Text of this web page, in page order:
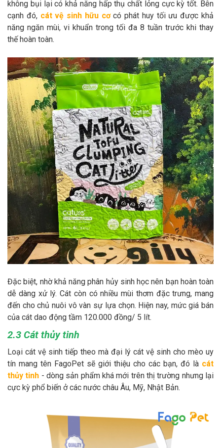
không bụi lại có khả năng hấp thụ chất lỏng cực kỳ tốt. Bên
cạnh đó, cát vệ sinh hữu cơcó phát huy tối ưu được khả
năng ngăn mùi, vi khuẩn trong tối đa 8 tuần trước khi thay
thế hoàn toàn.
Đặc biệt, nhờ khả năng phân hủy sinh học nên bạn hoàn toàn
dễ dàng xử lý. Cát còn có nhiều mùi thơm đặc trưng, mang
đến cho chủ nuôi vô vàn sự lựa chọn. Hiện nay, mức giá bán
của cát dao động tầm 120.000 đồng/ 5 lít.
2.3 Cát thủy tinh
Loại cát vệ sinh tiếp theo mà đại lý cát vệ sinh cho mèo uy
tín mang tên FagoPet sẽ giới thiệu cho các bạn, đó là cát
thủy tinh - dòng sản phẩm khá mới trên thị trường nhưng lại
cực kỳ phổ biến ở các nước châu Âu, Mỹ, Nhật Bản.